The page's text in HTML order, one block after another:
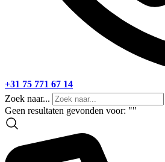
+31 75 771 67 14
Zoek naar...
Geen resultaten gevonden voor: ""